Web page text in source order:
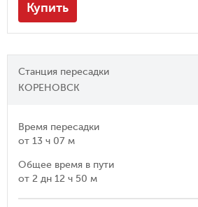
Купить
Станция пересадки
КОРЕНОВСК
Время пересадки
от 13 ч 07 м
Общее время в пути
от 2 дн 12 ч 50 м